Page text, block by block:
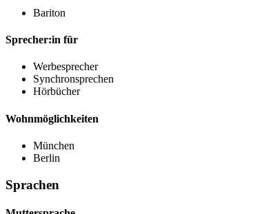
Bariton
Sprecher:in für
Werbesprecher
Synchronsprechen
Hörbücher
Wohnmöglichkeiten
München
Berlin
Sprachen